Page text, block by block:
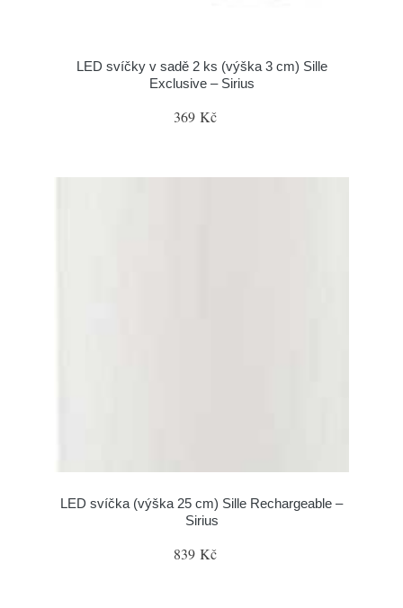
LED svíčky v sadě 2 ks (výška 3 cm) Sille
Exclusive – Sirius
369 Kč
LED svíčka (výška 25 cm) Sille Rechargeable –
Sirius
839 Kč